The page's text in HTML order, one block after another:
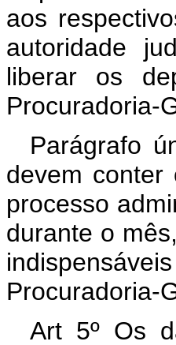
aos
autoridade
liberar os
Procuradoria-
Parágrafo
devem conter
processo
durante o
Procuradoria-
Art 5º Os